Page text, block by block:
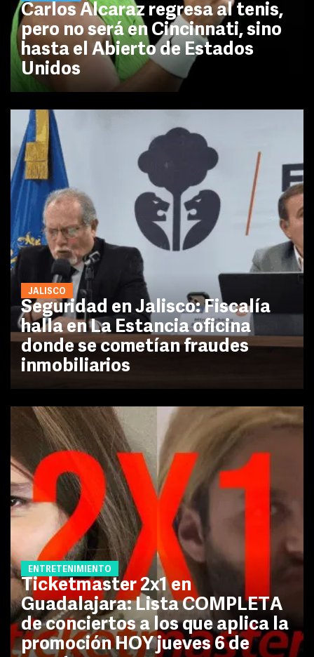
Carlos Alcaraz regresa al tenis,
pero no será en Cincinnati, sino
hasta el Abierto de Estados
Unidos
JALISCO
Seguridad en Jalisco: Fiscalía
halla en La Estancia oficina
donde se cometían fraudes
inmobiliarios
ENTRETENIMIENTO
Ticketmaster 2x1 en
Guadalajara: Lista COMPLETA
de conciertos a los que aplica la
promoción HOY jueves 6 de